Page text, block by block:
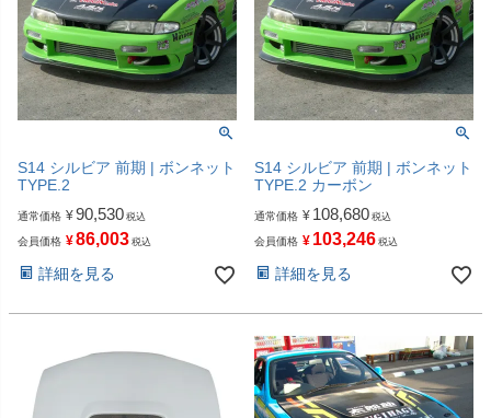
S14 シルビア 前期 | ボンネット
TYPE.2
通常価格 ¥90,530 税込
会員価格 ¥86,003 税込
詳細を見る
S14 シルビア 前期 | ボンネット
TYPE.2 カーボン
通常価格 ¥ 108,680 税込
会員価格 ¥ 103,246 税込
詳細を見る